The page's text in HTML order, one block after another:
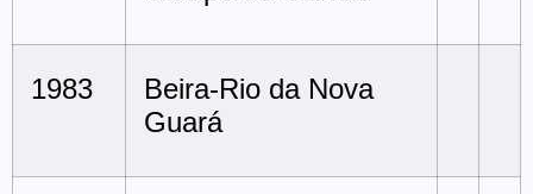
1983
Beira-Rio da Nova
Guará